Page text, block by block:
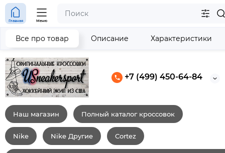
+7 (499) 450-64-84
Главная Меню
Наш магазин Полный каталог кроссовок
Nike Nike Другие Cortez
Все про товар Описание Характеристики